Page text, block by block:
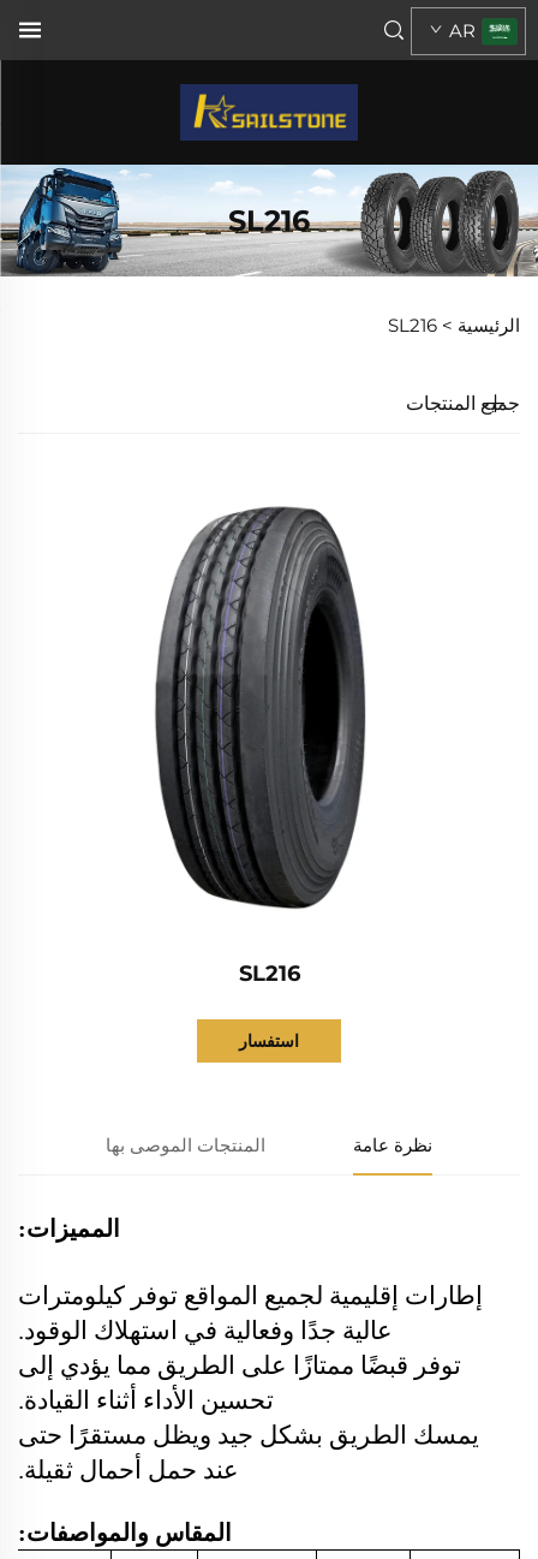
AR
SL216
الرئيسية > SL216
جميع المنتجات
SL216
استفسار
نظرة عامة المنتجات الموصى بها
المميزات:
إطارات إقليمية لجميع المواقع توفر كيلومترات
عالية جدًا وفعالية في استهلاك الوقود.
توفر قبضًا ممتازًا على الطريق مما يؤدي إلى
تحسين الأداء أثناء القيادة.
يمسك الطريق بشكل جيد ويظل مستقرًا حتى
عند حمل أحمال ثقيلة.
المقاس والمواصفات: